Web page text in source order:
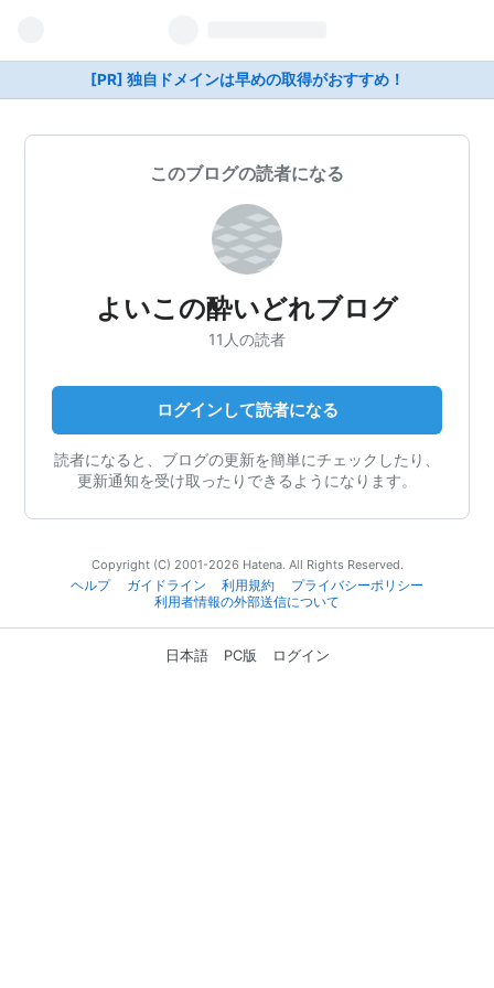
[PR] 独自ドメインは早めの取得がおすすめ！
このブログの読者になる
よいこの酔いどれブログ
11人の読者
ログインして読者になる
読者になると、ブログの更新を簡単にチェックしたり、
更新通知を受け取ったりできるようになります。
Copyright (C) 2001-2026 Hatena. All Rights Reserved.
ヘルプ
ガイドライン 利用規約
プライバシーポリシー
利用者情報の外部送信について
日本語 PC版 ログイン